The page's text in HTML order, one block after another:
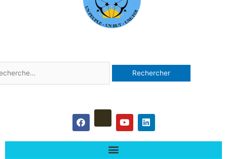
:
F
a
c
e
Y
o
u
t
L
i
n
k